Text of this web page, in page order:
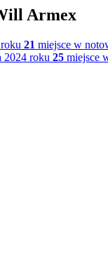
Armex
21 miejsce w
2024 roku 25 miejsce